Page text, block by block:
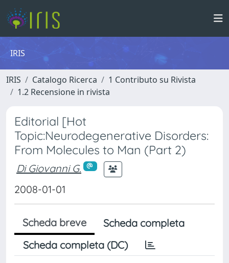
IRIS
IRIS Catalogo Ricerca
1 Contributo su Rivista
1.2 Recensione in rivista
Editorial [Hot
Topic:Neurodegenerative Disorders:
From Molecules to Man (Part 2)
Di Giovanni G.
2008-01-01
Scheda breve
Scheda completa
Scheda completa (DC)